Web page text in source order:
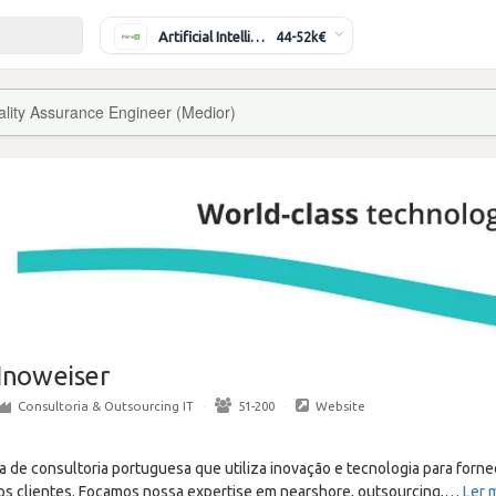
Artificial Intelligence Engineer 44-52k€
Assurance Engineer (Medior)
Consultoria & Outsourcing IT · 51-200 · Website
de consultoria portuguesa que utiliza inovação e tecnologia para
clientes. Focamos nossa expertise em nearshore, outsourcing,… Ler